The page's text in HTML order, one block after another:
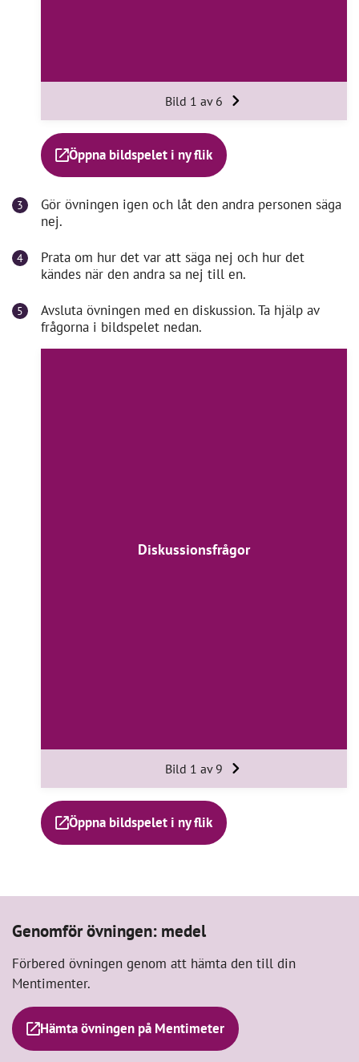
Bild 1 av 6
Öppna bildspelet i ny flik
Gör övningen igen och låt den andra personen säga
nej.
Prata om hur det var att säga nej och hur det
kändes när den andra sa nej till en.
Avsluta övningen med en diskussion. Ta hjälp av
frågorna i bildspelet nedan.
Diskussionsfrågor
Bild 1 av 9
Öppna bildspelet i ny flik
Genomför övningen: medel
Förbered övningen genom att hämta den till din
Mentimenter.
Hämta övningen på Mentimeter